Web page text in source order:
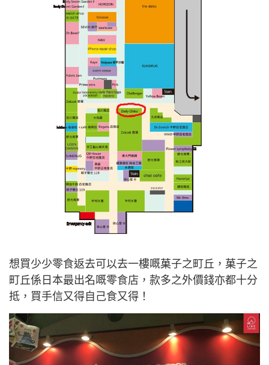
想買少少零食返去可以去一樓嘅菓子之町丘，菓子之
町丘係日本最出名嘅零食店，款多之外價錢亦都十分
抵，買手信又得自己食又得！